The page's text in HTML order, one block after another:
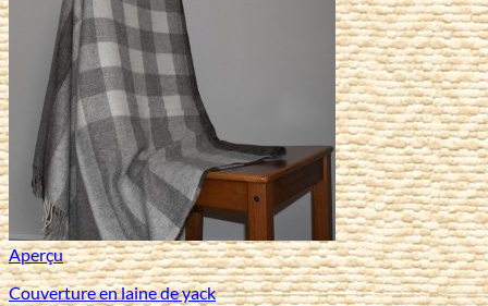
Aperçu
Couverture en laine de yack